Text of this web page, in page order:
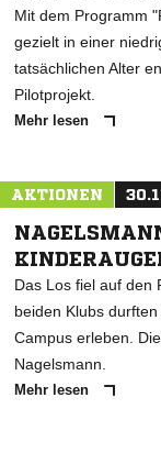
Mit dem Programm
gezielt in einer
tatsächlichen Alter
Pilotprojekt.
Mehr lesen
AKTIONEN
Das Los fiel auf den
beiden Klubs
Campus erleben.
Nagelsmann.
Mehr lesen